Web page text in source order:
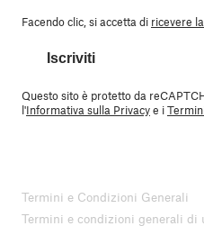
Facendo clic, si accetta di ricevere
Iscriviti
Questo sito è protetto da
l'Informativa sulla Privacye i
Termini e Condizioni Generali
Termini e condizioni generali